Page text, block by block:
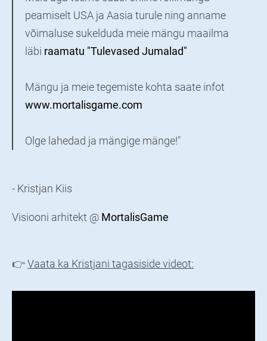
peamiselt USA ja Aasia turule ning anname
võimaluse sukelduda meie mängu maailma
läbi raamatu "Tulevased Jumalad"
Mängu ja meie tegemiste kohta saate infot
www.mortalisgame.com
Olge lahedad ja mängige mänge!"
- Kristjan Kiis
Visiooni arhitekt @ MortalisGame
👉Vaata ka Kristjani tagasiside videot: